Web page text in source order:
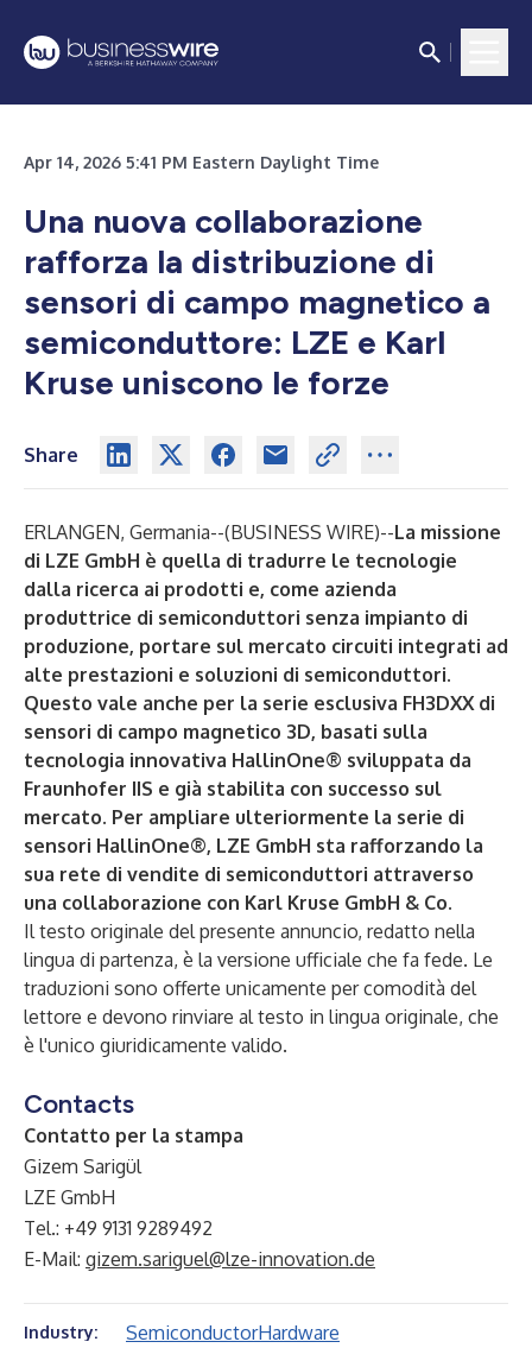
Apr 14, 2026 5:41 PM Eastern Daylight Time
Una nuova collaborazione
rafforza la distribuzione di
sensori di campo magnetico a
semiconduttore: LZE e Karl
Kruse uniscono le forze
Share
ERLANGEN, Germania--(BUSINESS WIRE)--La missione
di LZE GmbH è quella di tradurre le tecnologie
dalla ricerca ai prodotti e, come azienda
produttrice di semiconduttori senza impianto di
produzione, portare sul mercato circuiti integrati ad
alte prestazioni e soluzioni di semiconduttori.
Questo vale anche per la serie esclusiva FH3DXX di
sensori di campo magnetico 3D, basati sulla
tecnologia innovativa HallinOne® sviluppata da
Fraunhofer IIS e già stabilita con successo sul
mercato. Per ampliare ulteriormente la serie di
sensori HallinOne®, LZE GmbH sta rafforzando la
sua rete di vendite di semiconduttori attraverso
una collaborazione con Karl Kruse GmbH & Co.
Il testo originale del presente annuncio, redatto nella
lingua di partenza, è la versione ufficiale che fa fede. Le
traduzioni sono offerte unicamente per comodità del
lettore e devono rinviare al testo in lingua originale, che
è l'unico giuridicamente valido.
Contacts
Contatto per la stampa
Gizem Sarigül
LZE GmbH
Tel.: +49 9131 9289492
E-Mail: gizem.sariguel@lze-innovation.de
Industry: SemiconductorHardware